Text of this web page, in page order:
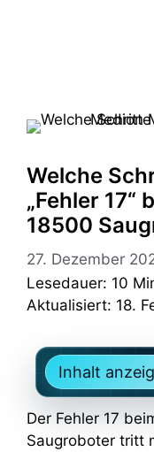
Welche
„Fehler 17“
18500
27. Dezember
Lesedauer: 10
Aktualisiert: 18.
Inhalt
Der Fehler 17
Saugroboter tritt